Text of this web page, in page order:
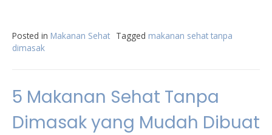
Posted in Makanan Sehat Tagged makanan sehat tanpa
dimasak
5 Makanan Sehat Tanpa
Dimasak yang Mudah Dibuat